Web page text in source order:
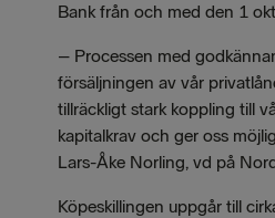
Bank från och med den 1
– Processen med
försäljningen av vår
tillräckligt stark koppling till
kapitalkrav och ger oss
Lars-Åke Norling, vd på
Köpeskillingen uppgår till